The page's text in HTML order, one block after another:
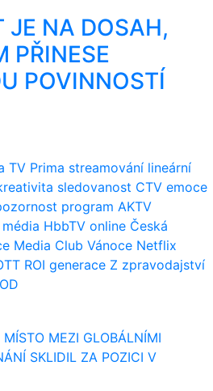
JE NA DOSAH,
PŘINESE
POVINNOSTÍ
TV Prima streamování lineární
sledovanost CTV emoce
program AKTV
média HbbTV online Česká
Media Club Vánoce Netflix
ROI generace Z zpravodajství
MEZI GLOBÁLNÍMI
SKLIDIL ZA POZICI V